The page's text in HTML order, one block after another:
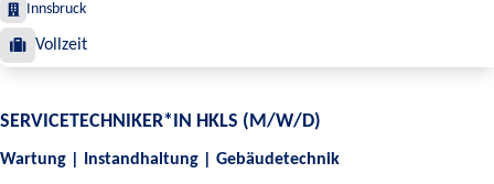
Innsbruck
Vollzeit
SERVICETECHNIKER*IN HKLS (M/W/D)
Wartung | Instandhaltung | Gebäudetechnik